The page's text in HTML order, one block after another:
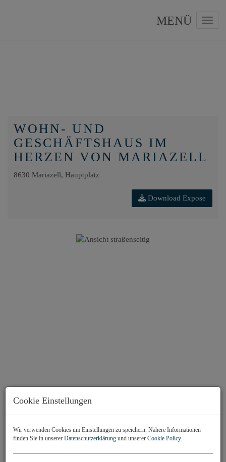
WOHN- UND
GESCHÄFTSHAUS IM
HERZEN VON MARIAZELL
8630 Mariazell, Hauptplatz
Download Expose
Cookie Einstellungen
Wir verwenden Cookies um Einstellungen zu speichern. Nähere Informationen
finden Sie in unserer Datenschutzerklärung und unserer Cookie Policy.